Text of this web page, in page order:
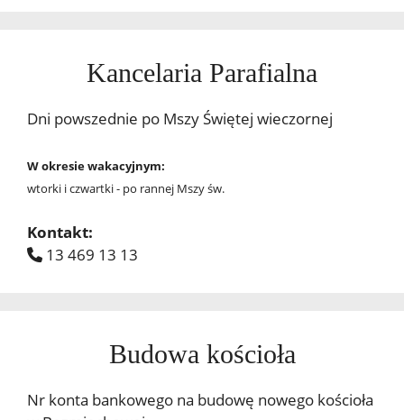
Kancelaria Parafialna
Dni powszednie po Mszy Świętej wieczornej
W okresie wakacyjnym:
wtorki i czwartki - po rannej Mszy św.
Kontakt:
13 469 13 13
Budowa kościoła
Nr konta bankowego na budowę nowego kościoła